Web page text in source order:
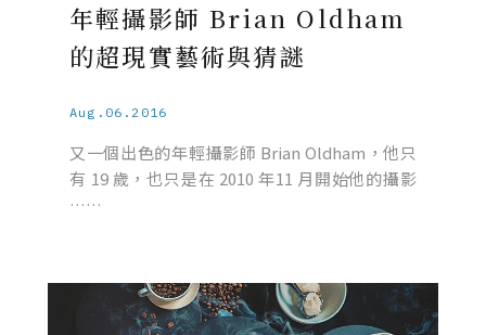
年輕攝影師 Brian Oldham
的超現實藝術與猜謎
Aug.06.2016
又一個出色的年輕攝影師 Brian Oldham，他只
有 19 歲，也只是在 2010 年11 月開始他的攝影
……